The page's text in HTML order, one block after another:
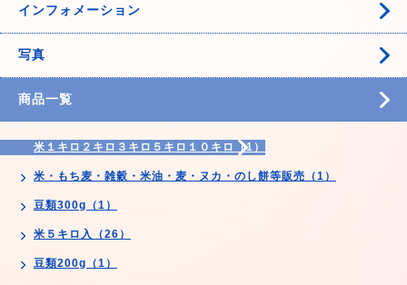
インフォメーション
写真
商品一覧
米１キロ２キロ３キロ５キロ１０キロ（1）
米・もち麦・雑穀・米油・麦・ヌカ・のし餅等販売（1）
豆類300g（1）
米５キロ入（26）
豆類200g（1）